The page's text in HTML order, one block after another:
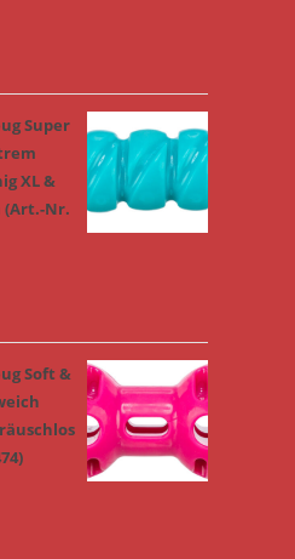
Super
XL &
(Art.-Nr.
Soft &